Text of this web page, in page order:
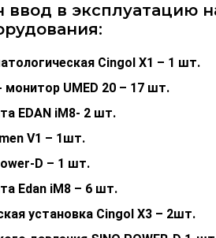
ввод в эксплуатацию
Сingol X1 – 1 шт.
UMED 20 – 17 шт.
EDAN iM8- 2 шт.
V1 – 1шт.
D – 1 шт.
Edan iM8 – 6 шт.
установка Cingol X3 – 2шт.